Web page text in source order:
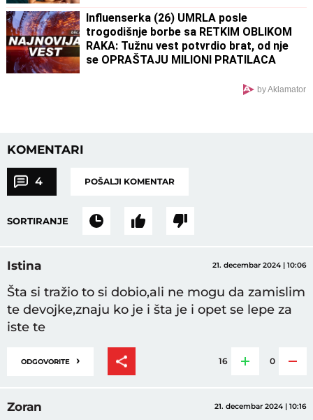
Influenserka (26) UMRLA posle
trogodišnje borbe sa RETKIM OBLIKOM
RAKA: Tužnu vest potvrdio brat, od nje
se OPRAŠTAJU MILIONI PRATILACA
by Aklamator
KOMENTARI
4 POŠALJI KOMENTAR
SORTIRANJE
Istina 21. decembar 2024 | 10:06
Šta si tražio to si dobio,ali ne mogu da zamislim
te devojke,znaju ko je i šta je i opet se lepe za
iste te
ODGOVORITE › 16 0
Zoran 21. decembar 2024 | 10:16